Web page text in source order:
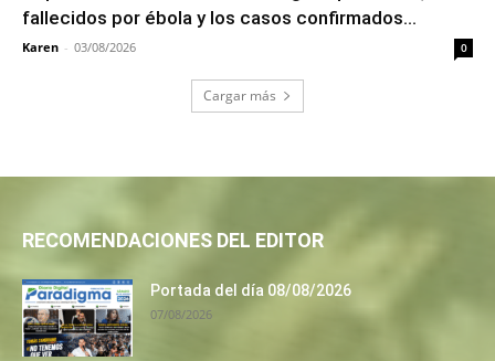
fallecidos por ébola y los casos confirmados...
Karen - 03/08/2026 0
Cargar más
RECOMENDACIONES DEL EDITOR
Portada del día 08/08/2026
07/08/2026